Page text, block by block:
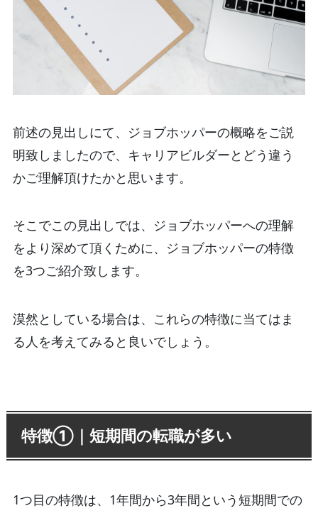
前述の見出しにて、ジョブホッパーの概略をご説
明致しましたので、キャリアビルダーとどう違う
かご理解頂けたかと思います。
そこでこの見出しでは、ジョブホッパーへの理解
をより深めて頂くために、ジョブホッパーの特徴
を3つご紹介致します。
漠然としている場合は、これらの特徴に当てはま
る人を考えてみると良いでしょう。
特徴①｜短期間の転職が多い
1つ目の特徴は、1年間から3年間という短期間での